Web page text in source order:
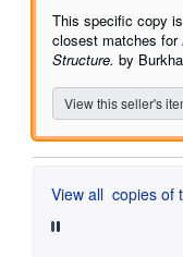
This specific copy
closest matches for
Structure. by
View this seller's
View all copies of